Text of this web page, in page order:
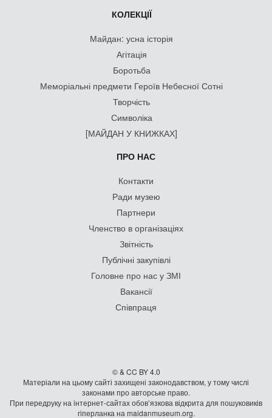
КОЛЕКЦІЇ
Майдан: усна історія
Агітація
Боротьба
Меморіальні предмети Героїв Небесної Сотні
Творчість
Символіка
[МАЙДАН У КНИЖКАХ]
ПРО НАС
Контакти
Ради музею
Партнери
Членство в організаціях
Звітність
Публічні закупівлі
Головне про нас у ЗМІ
Вакансії
Співпраця
© & CC BY 4.0
Матеріали на цьому сайті захищені законодавством, у тому числі
законами про авторське право.
При передруку на iнтернет-сайтах обов’язкова відкрита для пошуковиків
гiперланка на maidanmuseum.org.